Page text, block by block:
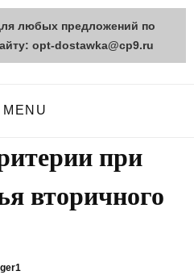
MENU
при
вторичного
любых предложений по
opt-dostawka@cp9.ru